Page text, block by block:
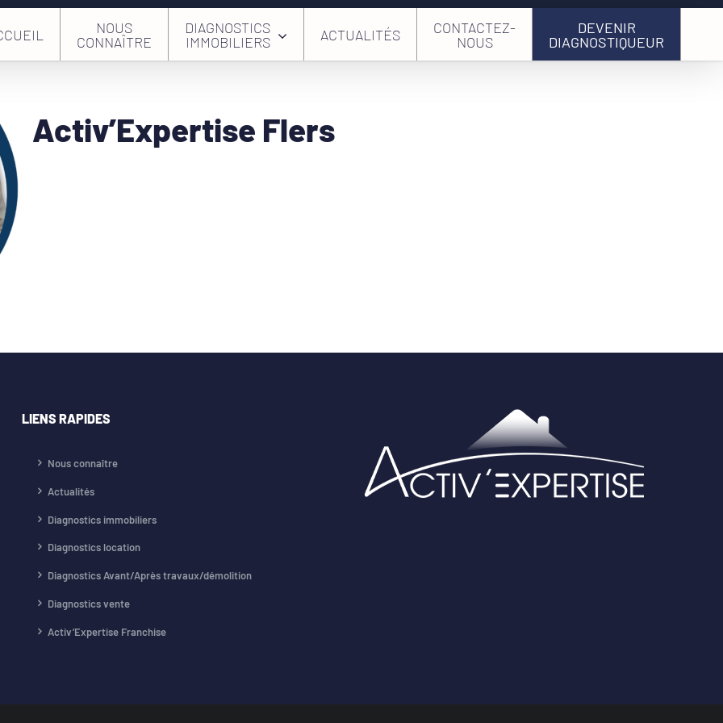
NOUS
CONNAÎTRE
DIAGNOSTICS
IMMOBILIERS
ACTUALITÉS
CONTACTEZ-
NOUS
DEVENIR
DIAGNOSTIQUEUR
Activ’Expertise Flers
LIENS RAPIDES
Nous connaître
Actualités
Diagnostics immobiliers
Diagnostics location
Diagnostics Avant/Après travaux/démolition
Diagnostics vente
Activ’Expertise Franchise